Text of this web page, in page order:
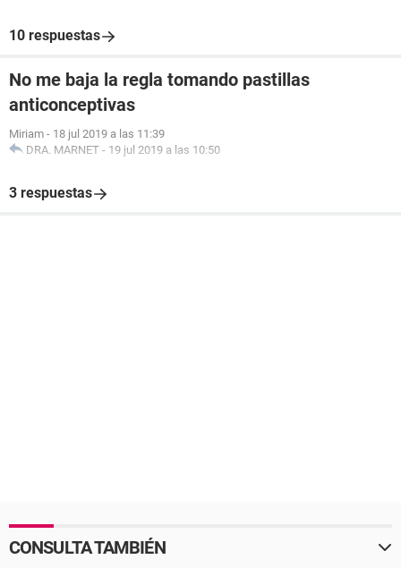
10 respuestas
No me baja la regla tomando pastillas
anticonceptivas
Miriam - 18 jul 2019 a las 11:39
DRA. MARNET - 19 jul 2019 a las 10:50
3 respuestas
CONSULTA TAMBIÉN